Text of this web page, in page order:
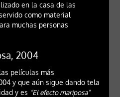
en la casa de las
como material
muchas personas
2004
películas más
y que aún sigue dando tela
y es “El efecto mariposa”